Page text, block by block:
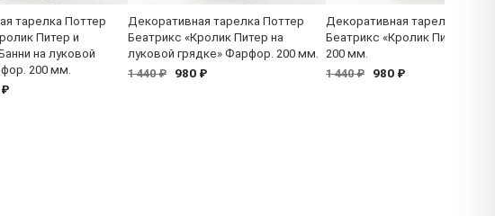
тарелка Поттер
Питер и
на луковой
200 мм.
Декоративная тарелка Поттер
Беатрикс «Кролик Питер на
луковой грядке» Фарфор. 200 мм.
1 440 ₽
980 ₽
Декоративная тарелка
Беатрикс «Кролик Питер»
200 мм.
1 440 ₽
980 ₽